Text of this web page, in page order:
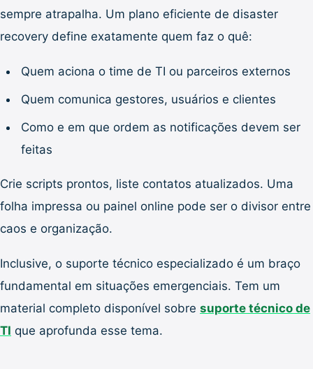
sempre atrapalha. Um plano eficiente de disaster
recovery define exatamente quem faz o quê:
Quem aciona o time de TI ou parceiros externos
Quem comunica gestores, usuários e clientes
Como e em que ordem as notificações devem ser
feitas
Crie scripts prontos, liste contatos atualizados. Uma
folha impressa ou painel online pode ser o divisor entre
caos e organização.
Inclusive, o suporte técnico especializado é um braço
fundamental em situações emergenciais. Tem um
material completo disponível sobre suporte técnico de
TI que aprofunda esse tema.